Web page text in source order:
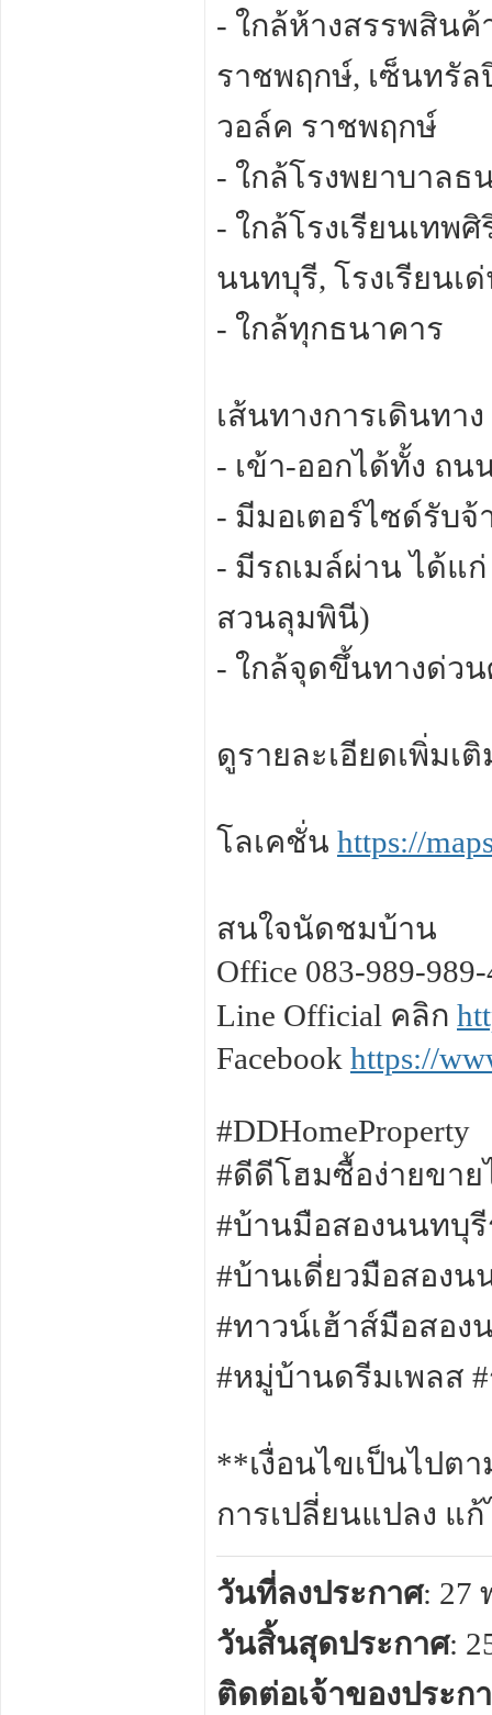
- ใกล้ห้างสรรพสินค้
ราชพฤกษ์, เซ็นทรัล
วอล์ค ราชพฤกษ์
- ใกล้โรงพยาบาลธ
- ใกล้โรงเรียนเทพ
นนทบุรี, โรงเรียนเ
- ใกล้ทุกธนาคาร
เส้นทางการเดินทาง
- เข้า-ออกได้ทั้ง ถ
- มีมอเตอร์ไซด์รับจ้
- มีรถเมล์ผ่าน ได้แ
สวนลุมพินี)
- ใกล้จุดขึ้นทางด่ว
ดูรายละเอียดเพิ่มเ
โลเคชั่น https://
สนใจนัดชมบ้าน
Office 083-989-
Line Official คลิก
Facebook https://
#DDHomeProperty
#ดีดีโฮมซื้อง่ายขาย
#บ้านมือสองนนทบุ
#บ้านเดี่ยวมือสองน
#ทาวน์เฮ้าส์มือสอง
#หมู่บ้านดรีมเพลส
**เงื่อนไขเป็นไปต
การเปลี่ยนแปลง แ
วันที่ลงประกาศ: 27
วันสิ้นสุดประกาศ:
ติดต่อเจ้าของประก